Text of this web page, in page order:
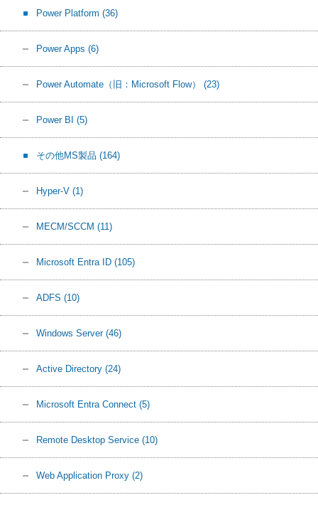
Power Platform (36)
Power Apps (6)
Power Automate（旧：Microsoft Flow） (23)
Power BI (5)
その他MS製品 (164)
Hyper-V (1)
MECM/SCCM (11)
Microsoft Entra ID (105)
ADFS (10)
Windows Server (46)
Active Directory (24)
Microsoft Entra Connect (5)
Remote Desktop Service (10)
Web Application Proxy (2)